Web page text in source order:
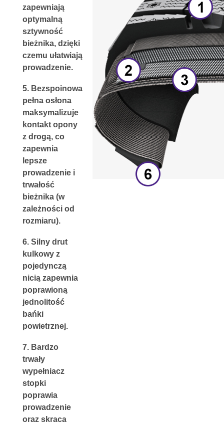
zapewniają
optymalną
sztywność
bieżnika, dzięki
czemu ułatwiają
prowadzenie.
5. Bezspoinowa
pełna osłona
maksymalizuje
kontakt opony
z drogą, co
zapewnia
lepsze
prowadzenie i
trwałość
bieżnika (w
zależności od
rozmiaru).
6. Silny drut
kulkowy z
pojedynczą
nicią zapewnia
poprawioną
jednolitość
bańki
powietrznej.
7. Bardzo
trwały
wypełniacz
stopki
poprawia
prowadzenie
oraz skraca